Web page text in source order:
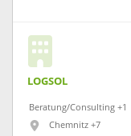
LOGSOL
Beratung/Consulting +1
Chemnitz +7